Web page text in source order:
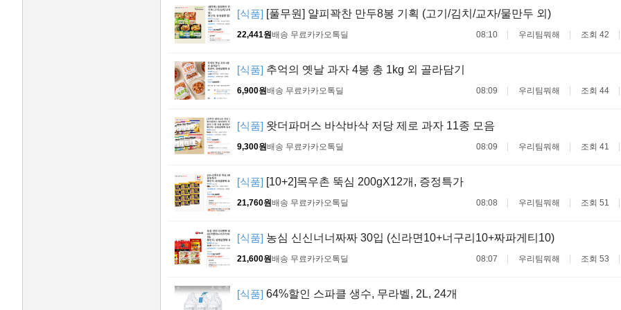
[식품] [풀무원] 얄피꽉찬 만두8봉 기획 (고기/김치/교자/물만두 외)
22,441원배송 무료카카오톡딜 08:10 우리팀뭐해 조회 42
[식품] 추억의 옛날 과자 4봉 총 1kg 외 골라담기
6,900원배송 무료카카오톡딜 08:09 우리팀뭐해 조회 44
[식품] 왓더파머스 바삭바삭 저당 제로 과자 11종 모음
9,300원배송 무료카카오톡딜 08:09 우리팀뭐해 조회 41
[식품] [10+2]목우촌 뚝심 200gX12개, 증정특가
21,760원배송 무료카카오톡딜 08:08 우리팀뭐해 조회 51
[식품] 농심 신신너너짜짜 30입 (신라면10+너구리10+짜파게티10)
21,600원배송 무료카카오톡딜 08:07 우리팀뭐해 조회 53
[식품] 64%할인 스파클 생수, 무라벨, 2L, 24개